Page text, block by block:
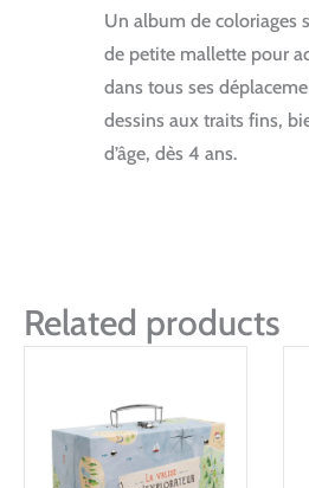
Un album de coloriages
de petite mallette pour
dans tous ses
dessins aux traits fins,
d’âge, dès 4 ans.
Related products